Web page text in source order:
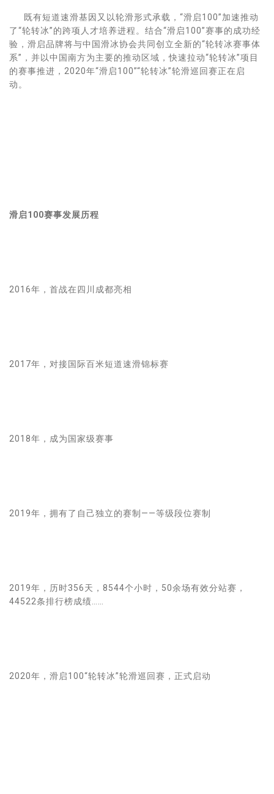
既有短道速滑基因又以轮滑形式承载，“滑启100”加速推动
了“轮转冰”的跨项人才培养进程。结合“滑启100”赛事的成功经
验，滑启品牌将与中国滑冰协会共同创立全新的“轮转冰赛事体
系”，并以中国南方为主要的推动区域，快速拉动“轮转冰”项目
的赛事推进，2020年“滑启100”“轮转冰”轮滑巡回赛正在启
动。
滑启100赛事发展历程
2016年，首战在四川成都亮相
2017年，对接国际百米短道速滑锦标赛
2018年，成为国家级赛事
2019年，拥有了自己独立的赛制——等级段位赛制
2019年，历时356天，8544个小时，50余场有效分站赛，
44522条排行榜成绩……
2020年，滑启100“轮转冰”轮滑巡回赛，正式启动